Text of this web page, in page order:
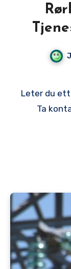
Leter du etter en pålitelig rørlegger i Ålesund?
Ta